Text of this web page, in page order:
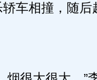
车相撞，随后